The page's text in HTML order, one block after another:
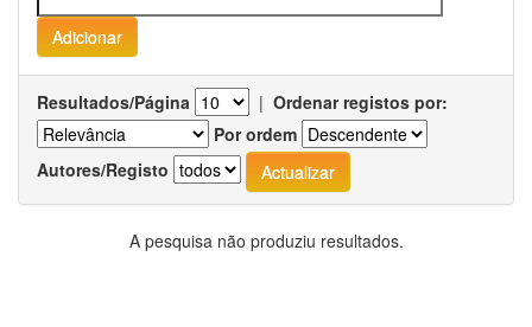
Resultados/Página | Ordenar registos por:
Por ordem
Autores/Registo
A pesquisa não produziu resultados.